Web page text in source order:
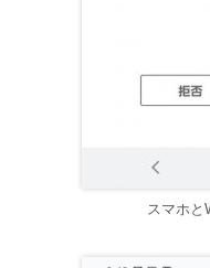
スマホと